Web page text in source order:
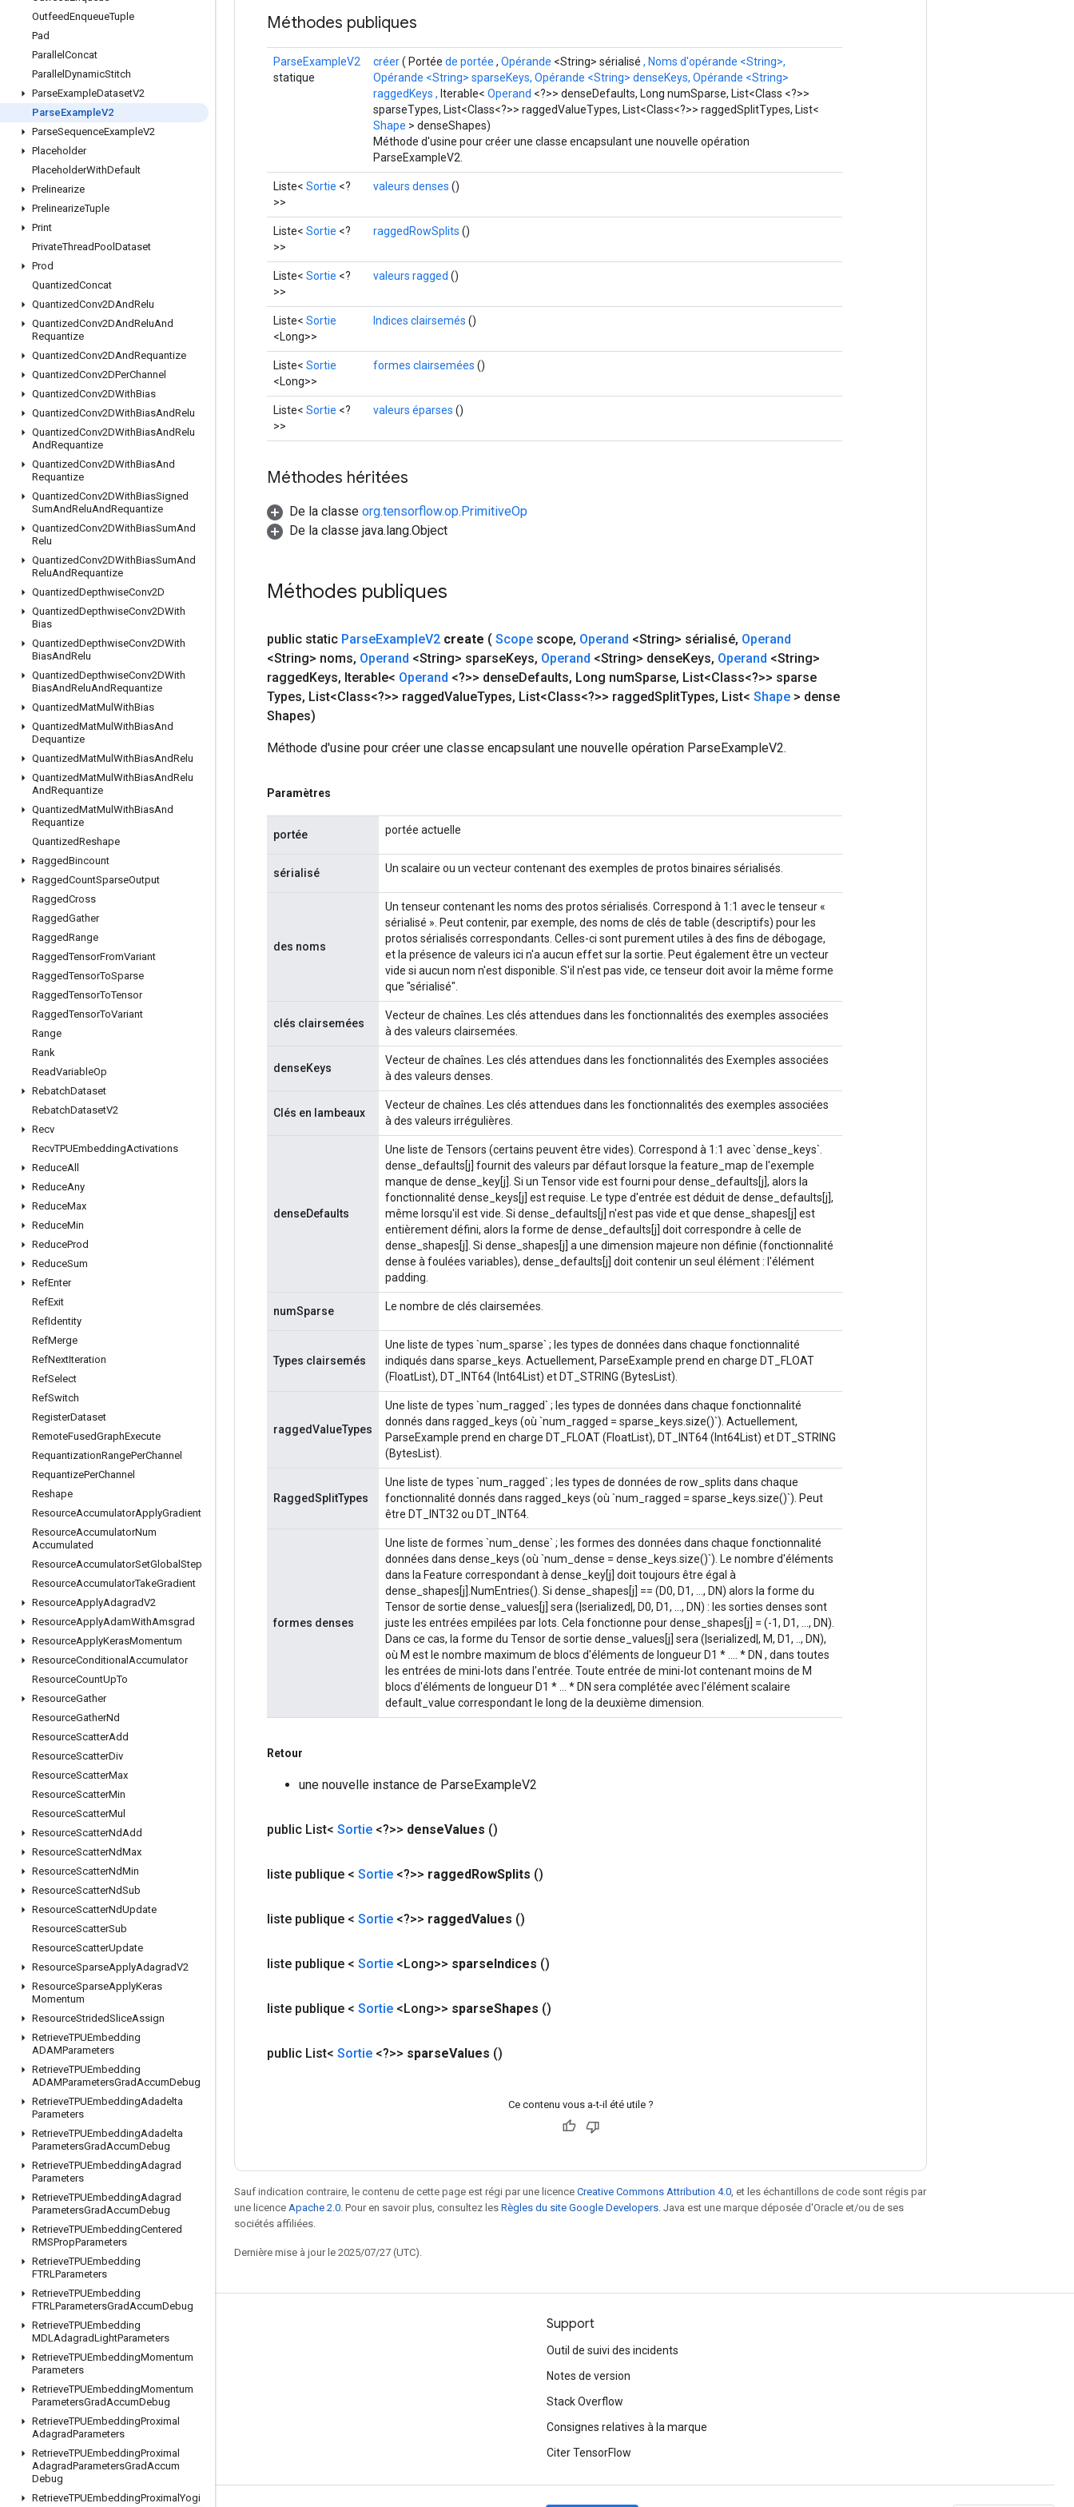
OutfeedEnqueueTuple
Pad
Parallel Concat
Parallel DynamicStitch
ParseExampleDatasetV2
ParseExampleV2
ParseSequenceExampleV2
Placeholder
PlaceholderWithDefault
Prelinearize
PrelinearizeTuple
Print
PrivateThreadPool Dataset
Prod
QuantizedConcat
QuantizedConv2DAndRelu
QuantizedConv2DAndReluAnd
Requantize
QuantizedConv2DAndRequantize
QuantizedConv2DPerChannel
QuantizedConv2DWithBias
QuantizedConv2DWithBiasAndRelu
QuantizedConv2DWithBiasAndRelu
AndRequantize
QuantizedConv2DWithBiasAnd
Requantize
QuantizedConv2DWithBiasSigned
SumAndReluAndRequantize
QuantizedConv2DWithBiasSumAnd
Relu
QuantizedConv2DWithBiasSumAnd
ReluAndRequantize
QuantizedDepthwiseConv2D
QuantizedDepthwiseConv2DWith
Bias
QuantizedDepthwiseConv2DWith
BiasAndRelu
QuantizedDepthwiseConv2DWith
BiasAndReluAndRequantize
QuantizedMatMul WithBias
QuantizedMatMul WithBiasAnd
Dequantize
QuantizedMatMul WithBiasAndRelu
QuantizedMatMul WithBiasAndRelu
AndRequantize
QuantizedMatMul WithBiasAnd
Requantize
QuantizedReshape
RaggedBincount
RaggedCountSparseOutput
RaggedCross
RaggedGather
RaggedRange
RaggedTensorFromVariant
RaggedTensorToSparse
RaggedTensorToTensor
RaggedTensorToVariant
Range
Rank
ReadVariableOp
RebatchDataset
RebatchDatasetV2
Recv
RecvTPUEmbeddingActivations
ReduceAll
ReduceAny
ReduceMax
ReduceMin
ReduceProd
ReduceSum
RefEnter
RefExit
RefIdentity
RefMerge
RefNextIteration
RefSelect
RefSwitch
RegisterDataset
RemoteFusedGraphExecute
RequantizationRangePerChannel
RequantizePerChannel
Reshape
ResourceAccumulatorApplyGradient
ResourceAccumulatorNum
Accumulated
ResourceAccumulatorSetGlobal Step
ResourceAccumulatorTakeGradient
ResourceApplyAdagradV2
ResourceApplyAdamWithAmsgrad
ResourceApplyKerasMomentum
ResourceConditional Accumulator
ResourceCountUpTo
ResourceGather
ResourceGatherNd
ResourceScatterAdd
ResourceScatterDiv
ResourceScatterMax
ResourceScatterMin
ResourceScatterMul
ResourceScatterNdAdd
ResourceScatterNdMax
ResourceScatterNdMin
ResourceScatterNdSub
ResourceScatterNdUpdate
ResourceScatterSub
ResourceScatterUpdate
ResourceSparseApplyAdagradV2
ResourceSparseApplyKeras
Momentum
ResourceStridedSliceAssign
RetrieveTPUEmbedding
ADAMParameters
RetrieveTPUEmbedding
ADAMParametersGradAccumDebug
RetrieveTPUEmbeddingAdadelta
Parameters
RetrieveTPUEmbeddingAdadelta
ParametersGradAccumDebug
RetrieveTPUEmbeddingAdagrad
Parameters
RetrieveTPUEmbeddingAdagrad
ParametersGradAccumDebug
RetrieveTPUEmbeddingCentered
RMSPropParameters
RetrieveTPUEmbedding
FTRLParameters
RetrieveTPUEmbedding
FTRLParametersGradAccumDebug
RetrieveTPUEmbedding
MDLAdagradLightParameters
RetrieveTPUEmbeddingMomentum
Parameters
RetrieveTPUEmbeddingMomentum
ParametersGradAccumDebug
RetrieveTPUEmbeddingProximal
AdagradParameters
RetrieveTPUEmbeddingProximal
AdagradParametersGradAccum
Debug
RetrieveTPUEmbeddingProximalYogi
Méthodes publiques
ParseExampleV2
statique
créer( Portée de portée , Opérande <String> sérialisé , Noms d'opérande <String>,
Opérande <String> sparseKeys, Opérande <String> denseKeys, Opérande <String>
raggedKeys , Iterable< Operand <?>> denseDefaults, Long numSparse, List<Class <?>>
sparseTypes, List<Class<?>> raggedValueTypes, List<Class<?>> raggedSplitTypes, List<
Shape > denseShapes)
Méthode d'usine pour créer une classe encapsulant une nouvelle opération
ParseExampleV2.
Liste< Sortie <?
>>
valeurs denses ()
Liste< Sortie <?
>>
raggedRowSplits ()
Liste< Sortie <?
>>
valeurs ragged ()
Liste< Sortie
<Long>>
Indices clairsemés ()
Liste< Sortie
<Long>>
formes clairsemées ()
Liste< Sortie <?
>>
valeurs éparses ()
Méthodes héritées
De la classe org.tensorflow.op.PrimitiveOp
De la classe java.lang.Object
Méthodes publiques
public static ParseExampleV2 create ( Scope scope, Operand <String> sérialisé, Operand
<String> noms, Operand <String> sparseKeys, Operand <String> denseKeys, Operand <String>
raggedKeys, Iterable< Operand <?>> denseDefaults, Long numSparse, List<Class<?>> sparse
Types, List<Class<?>> raggedValueTypes, List<Class<?>> raggedSplitTypes, List< Shape > dense
Shapes)
Méthode d'usine pour créer une classe encapsulant une nouvelle opération ParseExampleV2.
Paramètres
portée portée actuelle
sérialisé Un scalaire ou un vecteur contenant des exemples de protos binaires sérialisés.
des noms
Un tenseur contenant les noms des protos sérialisés. Correspond à 1:1 avec le tenseur «
sérialisé ». Peut contenir, par exemple, des noms de clés de table (descriptifs) pour les
protos sérialisés correspondants. Celles-ci sont purement utiles à des fins de débogage,
et la présence de valeurs ici n'a aucun effet sur la sortie. Peut également être un vecteur
vide si aucun nom n'est disponible. S'il n'est pas vide, ce tenseur doit avoir la même forme
que "sérialisé".
clés clairsemées
Vecteur de chaînes. Les clés attendues dans les fonctionnalités des exemples associées
à des valeurs clairsemées.
denseKeys
Vecteur de chaînes. Les clés attendues dans les fonctionnalités des Exemples associées
à des valeurs denses.
Clés en lambeaux
Vecteur de chaînes. Les clés attendues dans les fonctionnalités des exemples associées
à des valeurs irrégulières.
denseDefaults
Une liste de Tensors (certains peuvent être vides). Correspond à 1:1 avec `dense_keys`.
dense_defaults[j] fournit des valeurs par défaut lorsque la feature_map de l'exemple
manque de dense_key[j]. Si un Tensor vide est fourni pour dense_defaults[j], alors la
fonctionnalité dense_keys[j] est requise. Le type d'entrée est déduit de dense_defaults[j],
même lorsqu'il est vide. Si dense_defaults[j] n'est pas vide et que dense_shapes[j] est
entièrement défini, alors la forme de dense_defaults[j] doit correspondre à celle de
dense_shapes[j]. Si dense_shapes[j] a une dimension majeure non définie (fonctionnalité
dense à foulées variables), dense_defaults[j] doit contenir un seul élément : l'élément
padding.
numSparse Le nombre de clés clairsemées.
Types clairsemés
Une liste de types `num_sparse` ; les types de données dans chaque fonctionnalité
indiqués dans sparse_keys. Actuellement, ParseExample prend en charge DT_FLOAT
(FloatList), DT_INT64 (Int64List) et DT_STRING (BytesList).
raggedValueTypes
Une liste de types `num_ragged` ; les types de données dans chaque fonctionnalité
donnés dans ragged_keys (où `num_ragged = sparse_keys.size()`). Actuellement,
ParseExample prend en charge DT_FLOAT (FloatList), DT_INT64 (Int64List) et DT_STRING
(BytesList).
RaggedSplitTypes
Une liste de types `num_ragged` ; les types de données de row_splits dans chaque
fonctionnalité donnés dans ragged_keys (où `num_ragged = sparse_keys.size()`). Peut
être DT_INT32 ou DT_INT64.
formes denses
Une liste de formes `num_dense` ; les formes des données dans chaque fonctionnalité
données dans dense_keys (où `num_dense = dense_keys.size()`). Le nombre d'éléments
dans la Feature correspondant à dense_key[j] doit toujours être égal à
dense_shapes[j].NumEntries(). Si dense_shapes[j] == (D0, D1, ..., DN) alors la forme du
Tensor de sortie dense_values[j] sera (|serialized|, D0, D1, ..., DN) : les sorties denses sont
juste les entrées empilées par lots. Cela fonctionne pour dense_shapes[j] = (-1, D1, ..., DN).
Dans ce cas, la forme du Tensor de sortie dense_values[j] sera (|serialized|, M, D1, .., DN),
où M est le nombre maximum de blocs d'éléments de longueur D1 * .... * DN , dans toutes
les entrées de mini-lots dans l'entrée. Toute entrée de mini-lot contenant moins de M
blocs d'éléments de longueur D1 * ... * DN sera complétée avec l'élément scalaire
default_value correspondant le long de la deuxième dimension.
Retour
une nouvelle instance de ParseExampleV2
public List< Sortie <?>> denseValues ​​()
liste publique < Sortie <?>> raggedRowSplits ()
liste publique < Sortie <?>> raggedValues ​​()
liste publique < Sortie <Long>> sparseIndices ()
liste publique < Sortie <Long>> sparseShapes ()
public List< Sortie <?>> sparseValues ​​()
Ce contenu vous a-t-il été utile ?
Sauf indication contraire, le contenu de cette page est régi par une licence Creative Commons Attribution 4.0 , et les échantillons de code sont régis par
une licence Apache 2.0 . Pour en savoir plus, consultez les Règles du site Google Developers . Java est une marque déposée d'Oracle et/ou de ses
sociétés affiliées.
Dernière mise à jour le 2025/07/27 (UTC).
Rester connecté
Forum
GitHub
Twitter
YouTube
Support
Outil de suivi des incidents
Notes de version
Stack Overflow
Consignes relatives à la marque
Citer TensorFlow